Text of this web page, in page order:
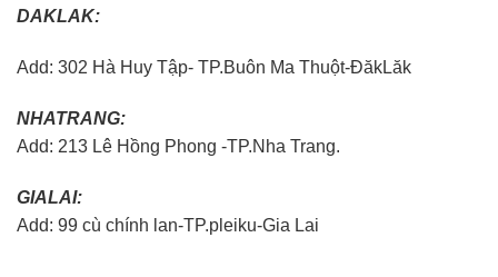
DAKLAK:
Add: 302 Hà Huy Tập- TP.Buôn Ma Thuột-ĐăkLăk
NHATRANG:
Add: 213 Lê Hồng Phong -TP.Nha Trang.
GIALAI:
Add: 99 cù chính lan-TP.pleiku-Gia Lai